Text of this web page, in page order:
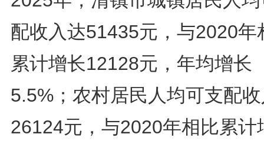
配收入达51435元，与2020年
累计增长12128元，年均增长
5.5%；农村居民人均可支配
26124元，与2020年相比累计